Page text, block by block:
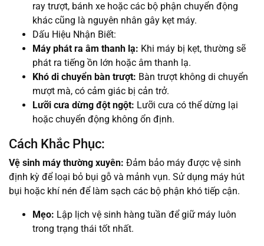
ray trượt, bánh xe hoặc các bộ phận chuyển động
khác cũng là nguyên nhân gây kẹt máy.
Dấu Hiệu Nhận Biết:
Máy phát ra âm thanh lạ: Khi máy bị kẹt, thường sẽ
phát ra tiếng ồn lớn hoặc âm thanh lạ.
Khó di chuyển bàn trượt: Bàn trượt không di chuyển
mượt mà, có cảm giác bị cản trở.
Lưỡi cưa dừng đột ngột: Lưỡi cưa có thể dừng lại
hoặc chuyển động không ổn định.
Cách Khắc Phục:
Vệ sinh máy thường xuyên: Đảm bảo máy được vệ sinh
định kỳ để loại bỏ bụi gỗ và mảnh vụn. Sử dụng máy hút
bụi hoặc khí nén để làm sạch các bộ phận khó tiếp cận.
Mẹo: Lập lịch vệ sinh hàng tuần để giữ máy luôn
trong trạng thái tốt nhất.